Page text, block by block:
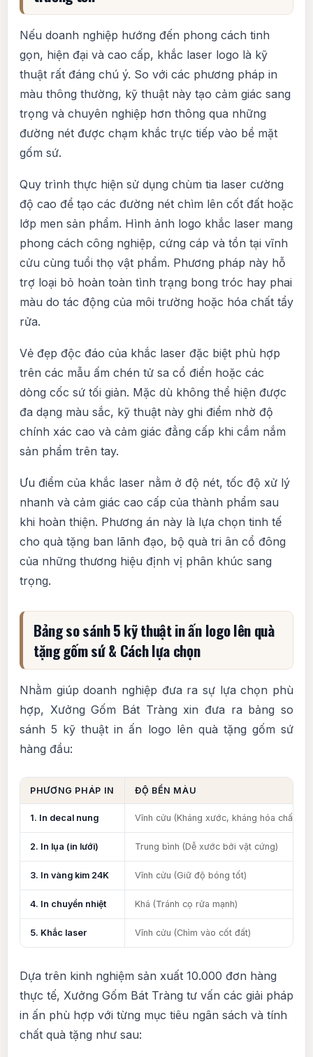
Nếu doanh nghiệp hướng đến phong cách tinh
gọn, hiện đại và cao cấp, khắc laser logo là kỹ
thuật rất đáng chú ý. So với các phương pháp in
màu thông thường, kỹ thuật này tạo cảm giác sang
trọng và chuyên nghiệp hơn thông qua những
đường nét được chạm khắc trực tiếp vào bề mặt
gốm sứ.
Quy trình thực hiện sử dụng chùm tia laser cường
độ cao để tạo các đường nét chìm lên cốt đất hoặc
lớp men sản phẩm. Hình ảnh logo khắc laser mang
phong cách công nghiệp, cứng cáp và tồn tại vĩnh
cửu cùng tuổi thọ vật phẩm. Phương pháp này hỗ
trợ loại bỏ hoàn toàn tình trạng bong tróc hay phai
màu do tác động của môi trường hoặc hóa chất tẩy
rửa.
Vẻ đẹp độc đáo của khắc laser đặc biệt phù hợp
trên các mẫu ấm chén tử sa cổ điển hoặc các
dòng cốc sứ tối giản. Mặc dù không thể hiện được
đa dạng màu sắc, kỹ thuật này ghi điểm nhờ độ
chính xác cao và cảm giác đẳng cấp khi cầm nắm
sản phẩm trên tay.
Ưu điểm của khắc laser nằm ở độ nét, tốc độ xử lý
nhanh và cảm giác cao cấp của thành phẩm sau
khi hoàn thiện. Phương án này là lựa chọn tinh tế
cho quà tặng ban lãnh đạo, bộ quà tri ân cổ đông
của những thương hiệu định vị phân khúc sang
trọng.
Bảng so sánh 5 kỹ thuật in ấn logo lên quà
tặng gốm sứ & Cách lựa chọn
Nhằm giúp doanh nghiệp đưa ra sự lựa chọn phù
hợp, Xưởng Gốm Bát Tràng xin đưa ra bảng so
sánh 5 kỹ thuật in ấn logo lên quà tặng gốm sứ
hàng đầu:
PHƯƠNG PHÁP IN ĐỘ BỀN MÀU
1. In decal nung Vĩnh cửu (Kháng xước, kháng hóa chất)
2. In lụa (in lưới) Trung bình (Dễ xước bởi vật cứng)
3. In vàng kim 24K Vĩnh cửu (Giữ độ bóng tốt)
4. In chuyển nhiệt Khá (Tránh cọ rửa mạnh)
5. Khắc laser Vĩnh cửu (Chìm vào cốt đất)
Dựa trên kinh nghiệm sản xuất 10.000 đơn hàng
thực tế, Xưởng Gốm Bát Tràng tư vấn các giải pháp
in ấn phù hợp với từng mục tiêu ngân sách và tính
chất quà tặng như sau: